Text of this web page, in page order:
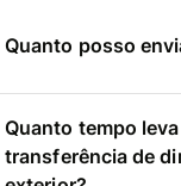
Quanto posso
Quanto tempo
transferência de